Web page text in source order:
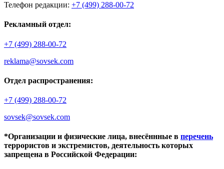
Телефон редакции: +7 (499) 288-00-72
Рекламный отдел:
+7 (499) 288-00-72
reklama@sovsek.com
Отдел распространения:
+7 (499) 288-00-72
sovsek@sovsek.com
*Организации и физические лица, внесённные в перечень
террористов и экстремистов, деятельность которых
запрещена в Российской Федерации: